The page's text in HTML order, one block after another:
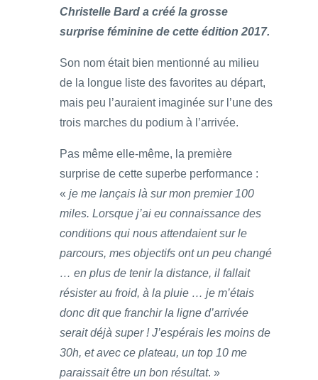
Christelle Bard a créé la grosse
surprise féminine de cette édition 2017.
Son nom était bien mentionné au milieu
de la longue liste des favorites au départ,
mais peu l’auraient imaginée sur l’une des
trois marches du podium à l’arrivée.
Pas même elle-même, la première
surprise de cette superbe performance :
« je me lançais là sur mon premier 100
miles. Lorsque j’ai eu connaissance des
conditions qui nous attendaient sur le
parcours, mes objectifs ont un peu changé
… en plus de tenir la distance, il fallait
résister au froid, à la pluie … je m’étais
donc dit que franchir la ligne d’arrivée
serait déjà super ! J’espérais les moins de
30h, et avec ce plateau, un top 10 me
paraissait être un bon résultat. »